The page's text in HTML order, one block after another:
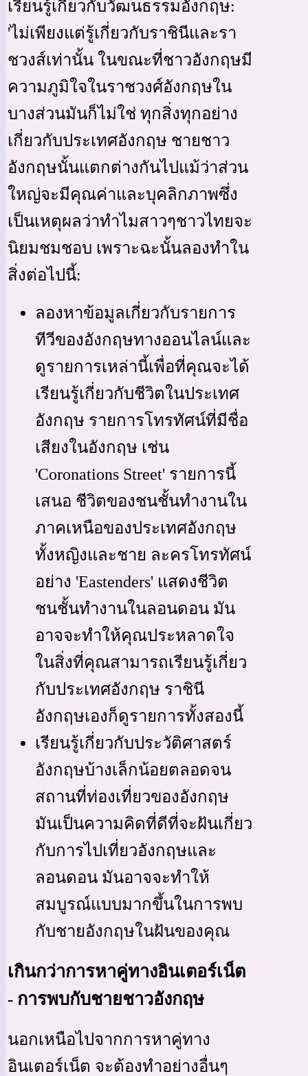
เรียนรู้เกี่ยวกับวัฒนธรรมอังกฤษ:
'ไม่เพียงแต่รู้เกี่ยวกับราชินีและรา
ชวงส์เท่านั้น ในขณะที่ชาวอังกฤษมี
ความภูมิใจในราชวงศ์อังกฤษใน
บางส่วนมันก็ไม่ใช่ ทุกสิ่งทุกอย่าง
เกี่ยวกับประเทศอังกฤษ ชายชาว
อังกฤษนั้นแตกต่างกันไปแม้ว่าส่วน
ใหญ่จะมีคุณค่าและบุคลิกภาพซึ่ง
เป็นเหตุผลว่าทำไมสาวๆชาวไทยจะ
นิยมชมชอบ เพราะฉะนั้นลองทำใน
สิ่งต่อไปนี้:
ลองหาข้อมูลเกี่ยวกับรายการ
ทีวีของอังกฤษทางออนไลน์และ
ดูรายการเหล่านี้เพื่อที่คุณจะได้
เรียนรู้เกี่ยวกับชีวิตในประเทศ
อังกฤษ รายการโทรทัศน์ที่มีชื่อ
เสียงในอังกฤษ เช่น
'Coronations Street' รายการนี้
เสนอ ชีวิตของชนชั้นทำงานใน
ภาคเหนือของประเทศอังกฤษ
ทั้งหญิงและชาย ละครโทรทัศน์
อย่าง 'Eastenders' แสดงชีวิต
ชนชั้นทำงานในลอนดอน มัน
อาจจะทำให้คุณประหลาดใจ
ในสิ่งที่คุณสามารถเรียนรู้เกี่ยว
กับประเทศอังกฤษ ราชินี
อังกฤษเองก็ดูรายการทั้งสองนี้
เรียนรู้เกี่ยวกับประวัติศาสตร์
อังกฤษบ้างเล็กน้อยตลอดจน
สถานที่ท่องเที่ยวของอังกฤษ
มันเป็นความคิดที่ดีที่จะฝันเกี่ยว
กับการไปเที่ยวอังกฤษและ
ลอนดอน มันอาจจะทำให้
สมบูรณ์แบบมากขึ้นในการพบ
กับชายอังกฤษในฝันของคุณ
เกินกว่าการหาคู่ทางอินเตอร์เน็ต
- การพบกับชายชาวอังกฤษ
นอกเหนือไปจากการหาคู่ทาง
อินเตอร์เน็ต จะต้องทำอย่างอื่นๆ